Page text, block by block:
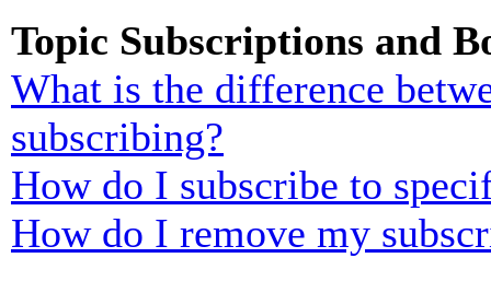
Topic Subscriptions and
What is the difference
subscribing?
How do I subscribe to
How do I remove my